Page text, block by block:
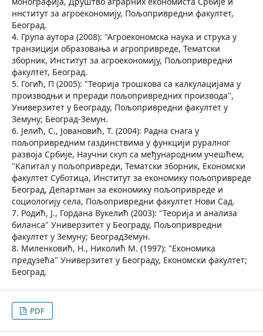
ннститут за агроекономију, Пољопривредни факултет,
Београд.
4. Група аутора (2008): "Агроекономска наука и струка у
транзицији образовања и агропривреде, Тематски
зборник, Институт за агроекономију, Пољопривредни
факултет, Београд.
5. Гогић, П (2005): "Теорија трошкова са калкулацијама у
производњи и преради пољопривредних производа",
Универзитет у Београду, Пољопривредни факултет у
Земуну; Београд-Земун.
6. Јелић, С., Јовановић, Т. (2004): Радна снага у
пољопривредним газдинствима у функцији руралног
развоја Србије, Научни скуп са међународним учешћем,
"Капитал у пољопривреди, Тематски зборник, Економски
факултет Суботица, Институт за економику пољопривреде
Београд, Департман за економику пољопривреде и
социологију села, Пољопривредни факултет Нови Сад.
7. Родић, Ј., Гордана Вукелић (2003): "Теорија и анализа
биланса" Универзитет у Београду, Пољопривредни
факултет у Земуну; БеоградЗемун.
8. Миленковић, Н., Николић М. (1997): "Економика
предузећа" Универзитет у Београду, Економски факултет;
Београд.
PDF